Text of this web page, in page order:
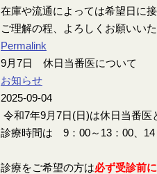
在庫や流通によっては希望日に
ご理解の程、よろしくお願いいた
Permalink
9月7日 休日当番医について
お知らせ
2025-09-04
令和7年9月7日(日)は休日当番
診療時間は 9：00～13：00、
診療をご希望の方は必ず受診前